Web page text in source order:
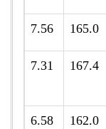
165.0
7.56
167.4
7.31
162.0
6.58